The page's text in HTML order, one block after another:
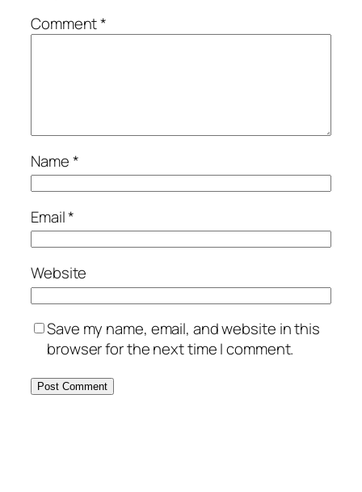
Comment*
Name*
Email*
Website
Save my name, email, and website in this
browser for the next time I comment.